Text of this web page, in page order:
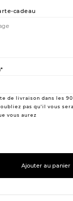
cadeau
de livraison dans les 90
pas qu'il vous sera
vous aurez
Ajouter au panier